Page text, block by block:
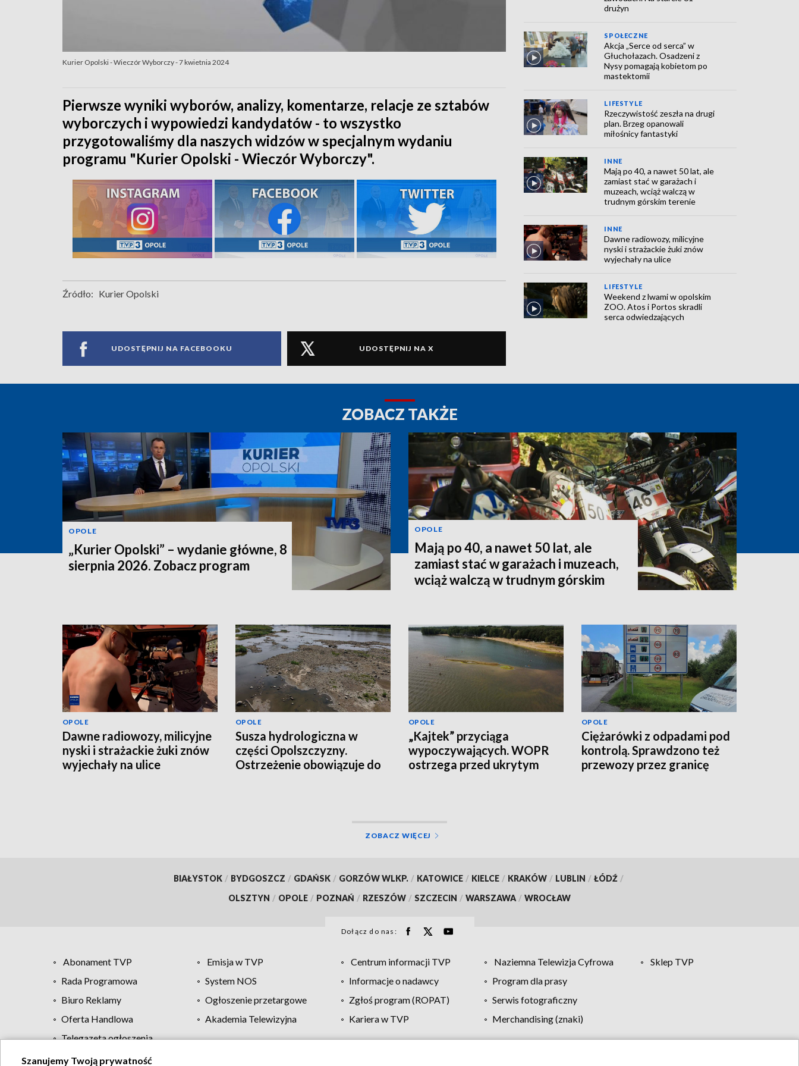
Kurier Opolski - Wieczór Wyborczy - 7 kwietnia 2024
Pierwsze wyniki wyborów, analizy, komentarze, relacje ze sztabów
wyborczych i wypowiedzi kandydatów - to wszystko
przygotowaliśmy dla naszych widzów w specjalnym wydaniu
programu "Kurier Opolski - Wieczór Wyborczy".
Źródło: Kurier Opolski
UDOSTĘPNIJ NA FACEBOOKU UDOSTĘPNIJ NA X
drużyn
SPOŁECZNE
Akcja „Serce od serca” w
Głuchołazach. Osadzeni z
Nysy pomagają kobietom po
mastektomii
LIFESTYLE
Rzeczywistość zeszła na drugi
plan. Brzeg opanowali
miłośnicy fantastyki
INNE
Mają po 40, a nawet 50 lat, ale
zamiast stać w garażach i
muzeach, wciąż walczą w
trudnym górskim terenie
INNE
Dawne radiowozy, milicyjne
nyski i strażackie żuki znów
wyjechały na ulice
LIFESTYLE
Weekend z lwami w opolskim
ZOO. Atos i Portos skradli
serca odwiedzających
ZOBACZ TAKŻE
OPOLE
„Kurier Opolski” – wydanie główne, 8
sierpnia 2026. Zobacz program
OPOLE
Mają po 40, a nawet 50 lat, ale
zamiast stać w garażach i muzeach,
wciąż walczą w trudnym górskim
OPOLE
Dawne radiowozy, milicyjne
nyski i strażackie żuki znów
wyjechały na ulice
OPOLE
Susza hydrologiczna w
części Opolszczyzny.
Ostrzeżenie obowiązuje do
OPOLE
„Kajtek” przyciąga
wypoczywających. WOPR
ostrzega przed ukrytym
OPOLE
Ciężarówki z odpadami pod
kontrolą. Sprawdzono też
przewozy przez granicę
ZOBACZ WIĘCEJ
BIAŁYSTOK / BYDGOSZCZ / GDAŃSK / GORZÓW WLKP. / KATOWICE / KIELCE / KRAKÓW / LUBLIN / ŁÓDŹ /
OLSZTYN / OPOLE / POZNAŃ / RZESZÓW / SZCZECIN / WARSZAWA / WROCŁAW
Dołącz do nas:
Abonament TVP Emisja w TVP Centrum informacji TVP Naziemna Telewizja Cyfrowa
Sklep TVP
Rada Programowa
System NOS Informacje o nadawcy
Program dla prasy
Biuro Reklamy
Ogłoszenie przetargowe Zgłoś program (ROPAT)
Serwis fotograficzny
Oferta Handlowa
Akademia Telewizyjna Kariera w TVP
Merchandising (znaki)
Telegazeta ogłoszenia
Szanujemy Twoją prywatność